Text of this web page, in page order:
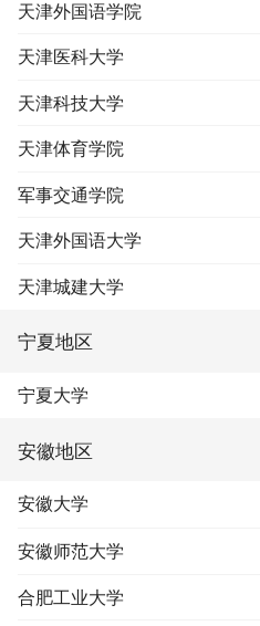
天津外国语学院
天津医科大学
天津科技大学
天津体育学院
军事交通学院
天津外国语大学
天津城建大学
宁夏地区
宁夏大学
安徽地区
安徽大学
安徽师范大学
合肥工业大学